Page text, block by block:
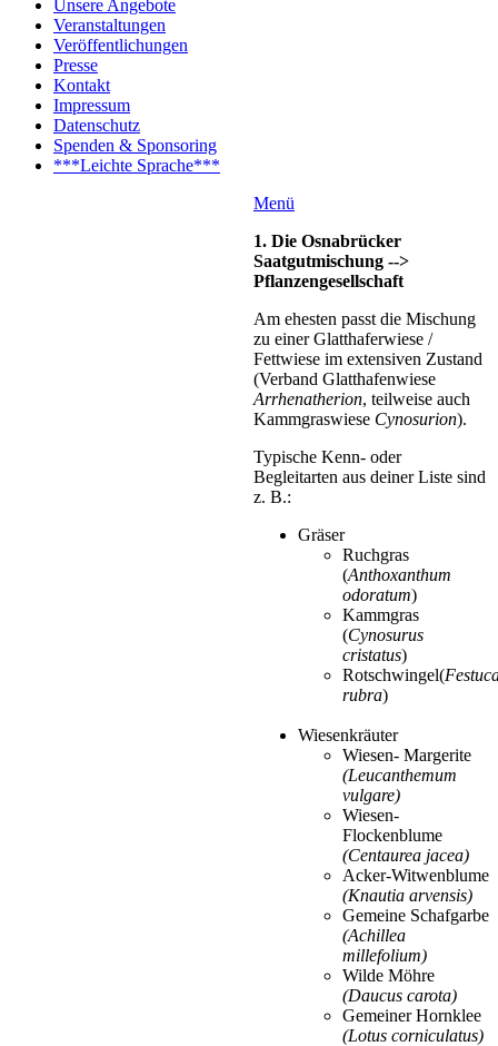
Unsere Angebote
Veranstaltungen
Veröffentlichungen
Presse
Kontakt
Impressum
Datenschutz
Spenden & Sponsoring
***Leichte Sprache***
Menü
1. Die Osnabrücker
Saatgutmischung -->
Pflanzengesellschaft
Am ehesten passt die Mischung
zu einer Glatthaferwiese /
Fettwiese im extensiven Zustand
(Verband Glatthafenwiese
Arrhenatherion, teilweise auch
Kammgraswiese Cynosurion).
Typische Kenn- oder
Begleitarten aus deiner Liste sind
z. B.:
Gräser
Ruchgras
(Anthoxanthum
odoratum)
Kammgras
(Cynosurus
cristatus)
Rotschwingel(
rubra)
Wiesenkräuter
Wiesen- Margerite
(Leucanthemum
vulgare)
Wiesen-
Flockenblume
(Centaurea jacea)
Acker-Witwenblume
(Knautia arvensis)
Gemeine Schafgarbe
(Achillea
millefolium)
Wilde Möhre
(Daucus carota)
Gemeiner Hornklee
(Lotus corniculatus)